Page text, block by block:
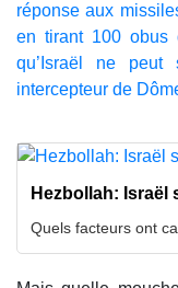
réponse aux
en tirant 100 obus
qu’Israël ne
intercepteur de
Hezbollah: Israël
Quels facteurs ont